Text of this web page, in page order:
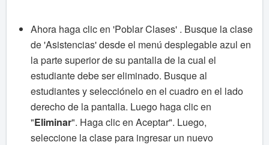
Ahora haga clic en 'Poblar Clases' . Busque la clase
de 'Asistencias' desde el menú desplegable azul en
la parte superior de su pantalla de la cual el
estudiante debe ser eliminado. Busque al
estudiantes y seleccióneloen el cuadro en el lado
derecho de la pantalla. Luego haga clic en
"Eliminar". Haga clic en Aceptar". Luego,
seleccione la clase para ingresar un nuevo